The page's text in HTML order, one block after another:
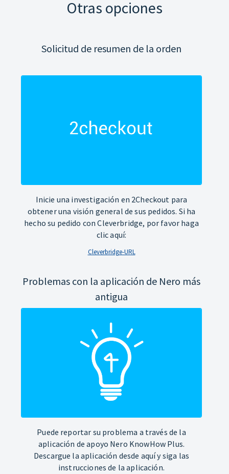
Otras opciones
Solicitud de resumen de la orden
Inicie una investigación en 2Checkout para
obtener una visión general de sus pedidos. Si ha
hecho su pedido con Cleverbridge, por favor haga
clic aquí:
Cleverbridge-URL
Problemas con la aplicación de Nero más
antigua
Puede reportar su problema a través de la
aplicación de apoyo Nero KnowHow Plus.
Descargue la aplicación desde aquí y siga las
instrucciones de la aplicación.